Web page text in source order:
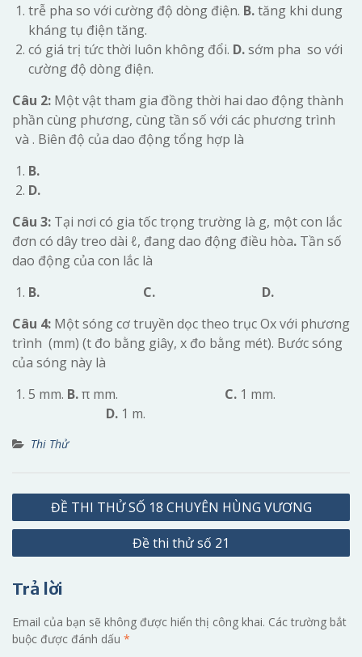
trễ pha so với cường độ dòng điện. B.tăng khi dung
kháng tụ điện tăng.
có giá trị tức thời luôn không đổi. D.sớm pha so với
cường độ dòng điện.
Câu 2: Một vật tham gia đồng thời hai dao động thành
phần cùng phương, cùng tần số với các phương trình
và . Biên độ của dao động tổng hợp là
B.
D.
Câu 3: Tại nơi có gia tốc trọng trường là g, một con lắc
đơn có dây treo dài ℓ, đang dao động điều hòa. Tần số
dao động của con lắc là
B.
C.
D.
Câu 4: Một sóng cơ truyền dọc theo trục Ox với phương
trình (mm) (t đo bằng giây, x đo bằng mét). Bước sóng
của sóng này là
5 mm. B.π mm. C. 1 mm.
D. 1 m.
Thi Thử
Điều
hướng
ĐỀ THI THỬ SỐ 18 CHUYÊN HÙNG VƯƠNG
Đề thi thử số 21
Trả lời
Email của bạn sẽ không được hiển thị công khai. Các trường bắt
buộc được đánh dấu *